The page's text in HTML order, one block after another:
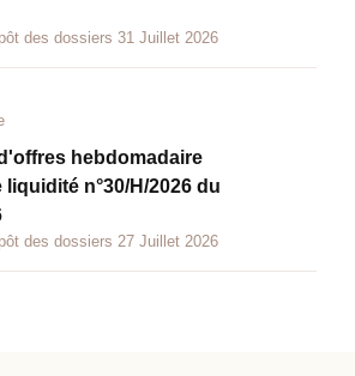
des dossiers 31 Juillet 2026
hebdomadaire
n°30/H/2026 du
des dossiers 27 Juillet 2026